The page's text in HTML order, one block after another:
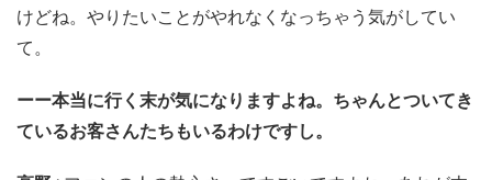
けどね。やりたいことがやれなくなっちゃう気がしてい
て。
ーー本当に行く末が気になりますよね。ちゃんとついてき
ているお客さんたちもいるわけですし。